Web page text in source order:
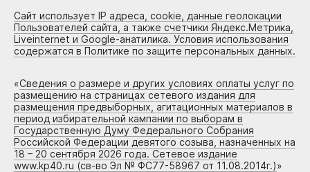
Сайт использует IP адреса, cookie, данные геолокации
Пользователей сайта, а также счетчики Яндекс.Метрика,
Liveinternet и Google-анатилика. Условия использования
содержатся в Политике по защите персональных данных.
«Сведения о размере и других условиях оплаты услуг по
размещению на страницах сетевого издания для
размещения предвыборных, агитационных материалов в
период избирательной кампании по выборам в
Государственную Думу Федерального Собрания
Российской Федерации девятого созыва, назначенных на
18 – 20 сентября 2026 года. Сетевое издание
www.kp40.ru (св-во Эл № ФС77-58967 от 11.08.2014г.)»